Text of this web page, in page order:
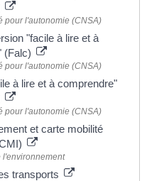
pour l'autonomie (CNSA)
"facile à lire et à
(Falc)
pour l'autonomie (CNSA)
à lire et à comprendre"
pour l'autonomie (CNSA)
et carte mobilité
l'environnement
transports